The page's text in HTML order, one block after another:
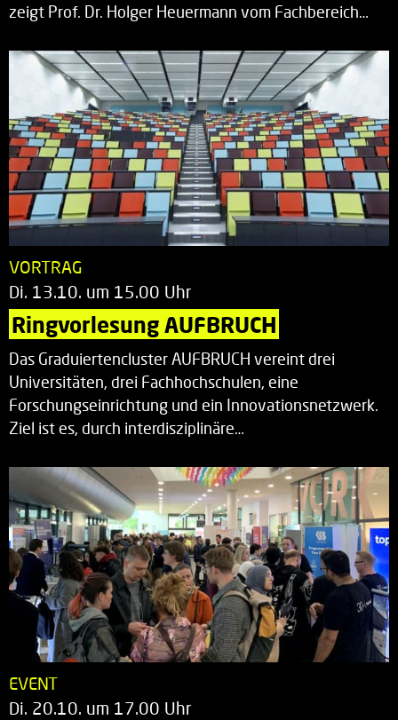
zeigt Prof. Dr. Holger Heuermann vom Fachbereich…
VORTRAG
Di. 13.10. um 15.00 Uhr
Ringvorlesung AUFBRUCH
Das Graduiertencluster AUFBRUCH vereint drei
Universitäten, drei Fachhochschulen, eine
Forschungseinrichtung und ein Innovationsnetzwerk.
Ziel ist es, durch interdisziplinäre…
EVENT
Di. 20.10. um 17.00 Uhr